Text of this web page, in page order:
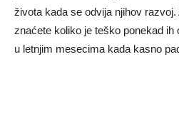
života kada se odvija njihov
znaćete koliko je teško ponekad ih
u letnjim mesecima kada kasno